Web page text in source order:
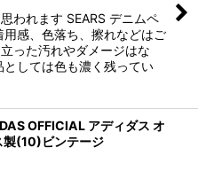
われます SEARS デニムペ
感、色落ち、擦れなどはご
った汚れやダメージはな
としては色も濃く残ってい
OFFICIAL アディダス オ
製(10)ビンテージ